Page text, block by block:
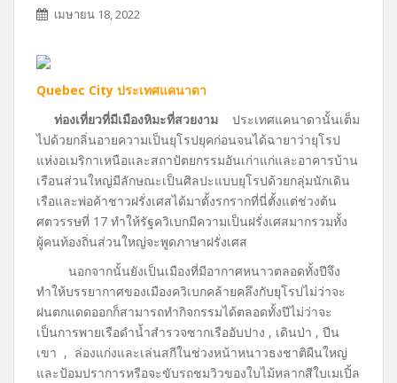
เมษายน 18, 2022
Quebec City ประเทศแคนาดา
ท่องเที่ยวที่มีเมืองหิมะที่สวยงาม ประเทศแคนาดานั้นเต็ม
ไปด้วยกลิ่นอายความเป็นยุโรปยุคก่อนจนได้ฉายาว่ายุโรป
แห่งอเมริกาเหนือและสถาปัตยกรรมอันเก่าแก่และอาคารบ้าน
เรือนส่วนใหญ่มีลักษณะเป็นศิลปะแบบยุโรปด้วยกลุ่มนักเดิน
เรือและพ่อค้าชาวฝรั่งเศสได้มาตั้งรกรากที่นี่ตั้งแต่ช่วงต้น
ศตวรรษที่ 17 ทำให้รัฐควิเบกมีความเป็นฝรั่งเศสมากรวมทั้ง
ผู้คนท้องถิ่นส่วนใหญ่จะพูดภาษาฝรั่งเศส
นอกจากนั้นยังเป็นเมืองที่มีอากาศหนาวตลอดทั้งปีจึง
ทำให้บรรยากาศของเมืองควิเบกคล้ายคลึงกับยุโรปไม่ว่าจะ
ฝนตกแดดออกก็สามารถทำกิจกรรมได้ตลอดทั้งปีไม่ว่าจะ
เป็นการพายเรือดำน้ำสำรวจซากเรืออับปาง , เดินป่า , ปีน
เขา , ล่องแก่งและเล่นสกีในช่วงหน้าหนาวธงชาติผืนใหญ่
และป้อมปราการหรือจะขับรถชมวิวของใบไม้หลากสีใบเมเปิ้ล